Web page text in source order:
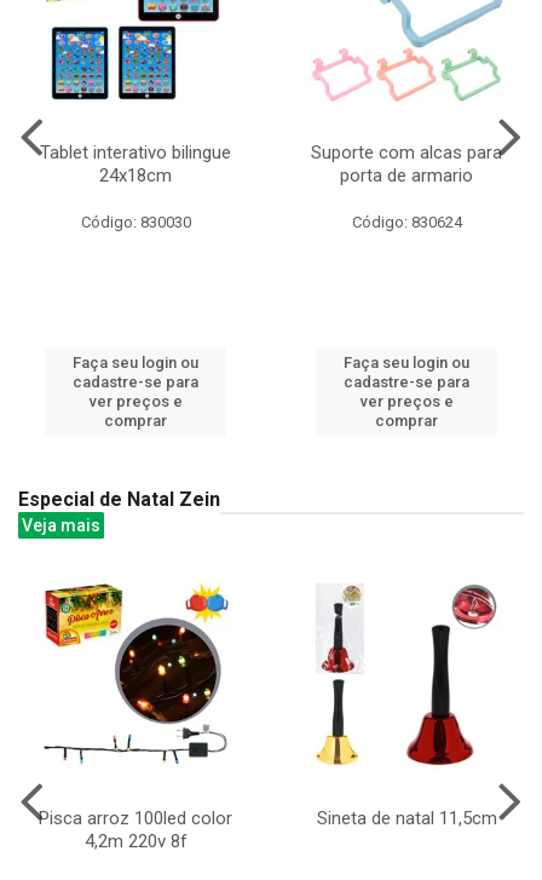
Tablet interativo bilingue
24x18cm
Código: 830030
Faça seu login ou
cadastre-se para
ver preços e
comprar
Suporte com alcas para
porta de armario
Código: 830624
Faça seu login ou
cadastre-se para
ver preços e
comprar
Especial de Natal Zein
Veja mais
Pisca arroz 100led color
4,2m 220v 8f
Sineta de natal 11,5cm